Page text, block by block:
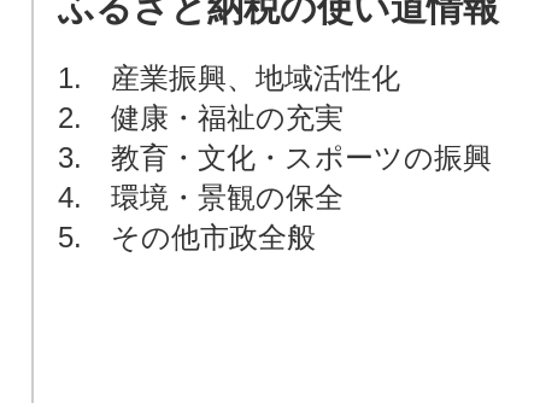
1. 産業振興、地域活性化
2. 健康・福祉の充実
3. 教育・文化・スポーツの振興
4. 環境・景観の保全
5. その他市政全般